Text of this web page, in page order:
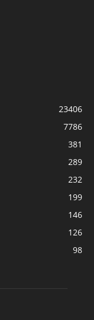
23406
7786
381
289
232
199
146
126
98